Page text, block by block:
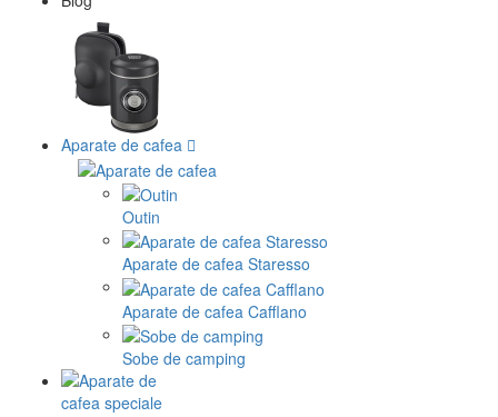
Aparate de cafea
Outin
Aparate de cafea Staresso
Aparate de cafea Cafflano
Sobe de camping